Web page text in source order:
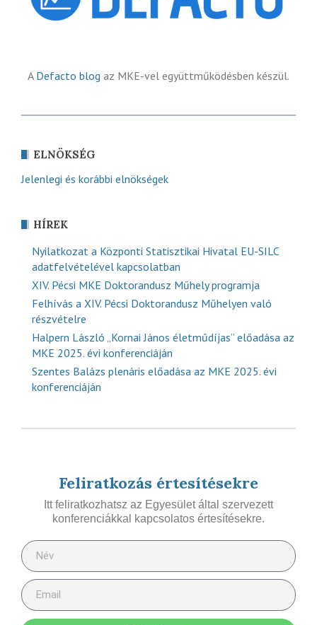
A Defacto blog az MKE-vel együttműködésben készül.
ELNÖKSÉG
Jelenlegi és korábbi elnökségek
HÍREK
Nyilatkozat a Központi Statisztikai Hivatal EU-SILC
adatfelvételével kapcsolatban
XIV. Pécsi MKE Doktorandusz Műhely programja
Felhívás a XIV. Pécsi Doktorandusz Műhelyen való
részvételre
Halpern László „Kornai János életműdíjas” előadása az
MKE 2025. évi konferenciáján
Szentes Balázs plenáris előadása az MKE 2025. évi
konferenciáján
Feliratkozás értesítésekre
Itt feliratkozhatsz az Egyesület által szervezett
konferenciákkal kapcsolatos értesítésekre.